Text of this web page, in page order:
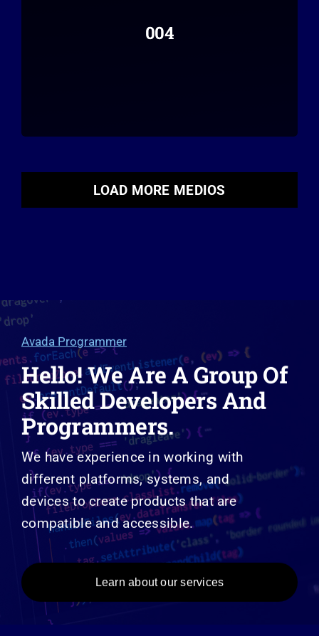
004
LOAD MORE MEDIOS
Avada Programmer
Hello! We Are A Group Of
Skilled Developers And
Programmers.
We have experience in working with
different platforms, systems, and
devices to create products that are
compatible and accessible.
Learn about our services